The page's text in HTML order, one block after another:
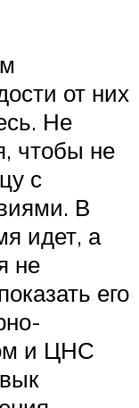
от них
Не
чтобы не
с
В
идет, а
не
его
и ЦНС